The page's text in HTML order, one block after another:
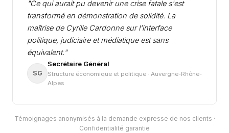
"Ce qui aurait pu devenir une crise fatale s'est
transformé en démonstration de solidité. La
maîtrise de Cyrille Cardonne sur l'interface
politique, judiciaire et médiatique est sans
équivalent."
SG
Secrétaire Général
Structure économique et politique · Auvergne-Rhône-
Alpes
Témoignages anonymisés à la demande expresse de nos clients ·
Confidentialité garantie